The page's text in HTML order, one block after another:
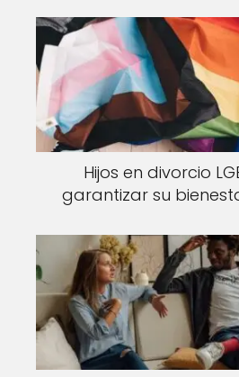
Hijos en divorcio
garantizar su